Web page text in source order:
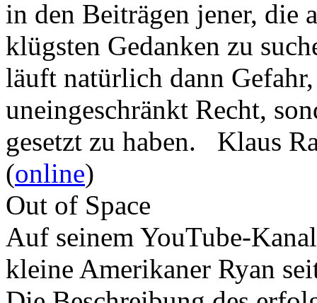
in den Beiträgen jener, die
klügsten Gedanken zu
läuft natürlich dann
uneingeschränkt Recht,
gesetzt zu haben. Klaus
(online)
Out of Space
Auf seinem YouTube-
kleine Amerikaner Ryan